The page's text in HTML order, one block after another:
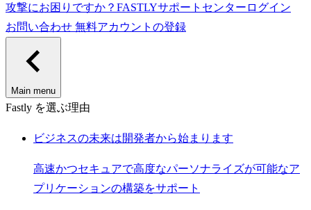
攻撃にお困りですか？ FASTLYサポートセンター ログイン
お問い合わせ 無料アカウントの登録
Main menu
Fastly を選ぶ理由
ビジネスの未来は開発者から始まります
高速かつセキュアで高度なパーソナライズが可能なア
プリケーションの構築をサポート